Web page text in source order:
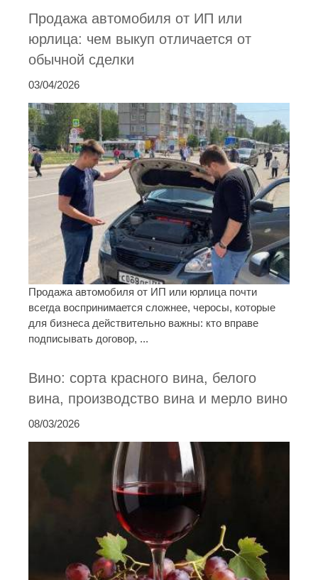
Продажа автомобиля от ИП или
юрлица: чем выкуп отличается от
обычной сделки
03/04/2026
Продажа автомобиля от ИП или юрлица почти
всегда воспринимается сложнее, черосы, которые
для бизнеса действительно важны: кто вправе
подписывать договор, ...
Вино: сорта красного вина, белого
вина, производство вина и мерло вино
08/03/2026